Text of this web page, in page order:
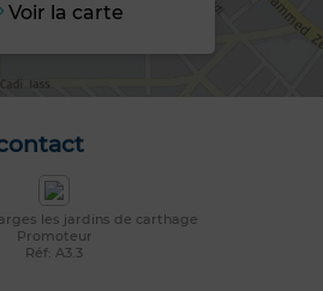
Voir la carte
les jardins de carthage
Promoteur
Réf: A3.3